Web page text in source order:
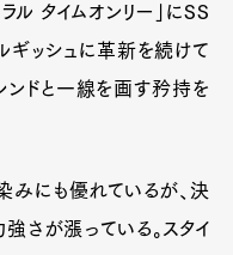
ル タイムオンリー」にSS
ギッシュに革新を続けて
ンドと一線を画す矜持を
みにも優れているが、決
強さが漲っている。スタイ